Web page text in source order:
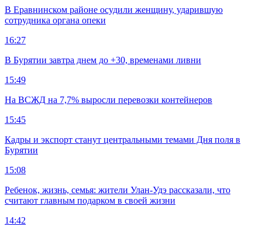
В Еравнинском районе осудили женщину, ударившую
сотрудника органа опеки
16:27
В Бурятии завтра днем до +30, временами ливни
15:49
На ВСЖД на 7,7% выросли перевозки контейнеров
15:45
Кадры и экспорт станут центральными темами Дня поля в
Бурятии
15:08
Ребенок, жизнь, семья: жители Улан-Удэ рассказали, что
считают главным подарком в своей жизни
14:42